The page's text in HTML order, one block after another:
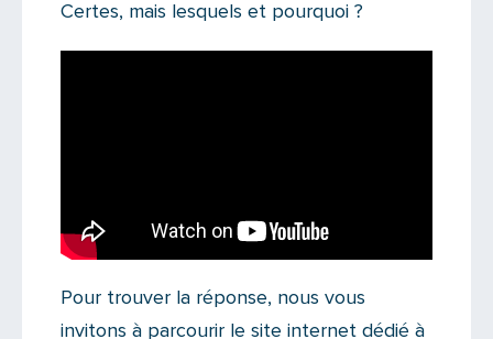
Certes, mais lesquels et pourquoi ?
Pour trouver la réponse, nous vous
invitons à parcourir le site internet dédié à